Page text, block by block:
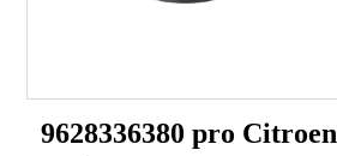
9628336380 pro Citroen